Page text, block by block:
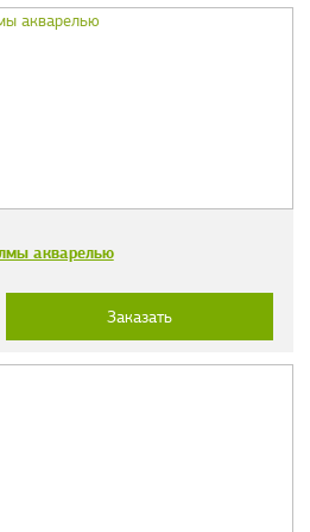
акварелью
Заказать